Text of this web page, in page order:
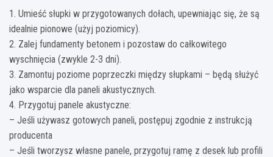
1. Umieść słupki w przygotowanych dołach, upewniając się, że są
idealnie pionowe (użyj poziomicy).
2. Zalej fundamenty betonem i pozostaw do całkowitego
wyschnięcia (zwykle 2-3 dni).
3. Zamontuj poziome poprzeczki między słupkami – będą służyć
jako wsparcie dla paneli akustycznych.
4. Przygotuj panele akustyczne:
– Jeśli używasz gotowych paneli, postępuj zgodnie z instrukcją
producenta
– Jeśli tworzysz własne panele, przygotuj ramę z desek lub profili